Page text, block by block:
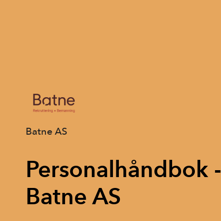
Batne AS
Personalhåndbok -
Batne AS